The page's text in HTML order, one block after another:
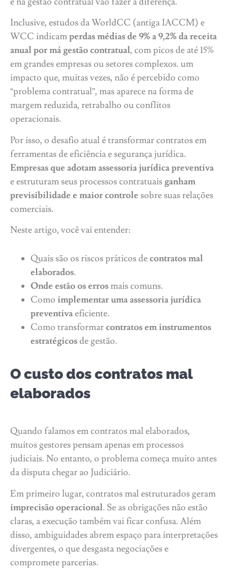
Inclusive, estudos da WorldCC (antiga IACCM) e
WCC indicamperdas médias de 9% a 9,2% da receita
anual por má gestão contratual, com picos de até 15%
em grandes empresas ou setores complexos. um
impacto que, muitas vezes, não é percebido como
“problema contratual”, mas aparece na forma de
margem reduzida, retrabalho ou conflitos
operacionais.
Por isso, o desafio atual é transformar contratos em
ferramentas de eficiência e segurança jurídica.
Empresas que adotam assessoria jurídica preventiva
e estruturam seus processos contratuais ganham
previsibilidade e maior controle sobre suas relações
comerciais.
Neste artigo, você vai entender:
Quais são os riscos práticos decontratos mal
elaborados.
Onde estão os erros mais comuns.
Como implementar uma assessoria jurídica
preventivaeficiente.
Como transformarcontratos em instrumentos
estratégicosde gestão.
O custo dos contratos mal
elaborados
Quando falamos em contratos mal elaborados,
muitos gestores pensam apenas em processos
judiciais. No entanto, o problema começa muito antes
da disputa chegar ao Judiciário.
Em primeiro lugar, contratos mal estruturados geram
imprecisão operacional. Se as obrigações não estão
claras, a execução também vai ficar confusa. Além
disso, ambiguidades abrem espaço para interpretações
divergentes, o que desgasta negociações e
compromete parcerias.